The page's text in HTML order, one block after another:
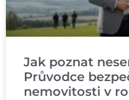
Jak poznat
Průvodce
nemovitosti v